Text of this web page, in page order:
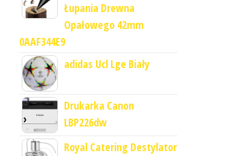
Łupania Drewna
Opałowego 42mm
0AAF344E9
adidas Ucl Lge Biały
Drukarka Canon
LBP226dw
Royal Catering Destylator